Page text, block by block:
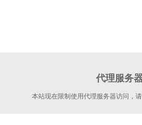
代理服务
本站现在限制使用代理服务器访问，